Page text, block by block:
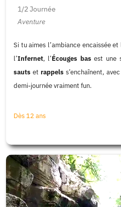
1/2 Journée
Aventure
Si tu aimes l’ambiance encaissée
l’Infernet, l’Écouges bas est une
sauts et rappels s’enchaînent,
demi-journée vraiment fun.
Dès 12 ans